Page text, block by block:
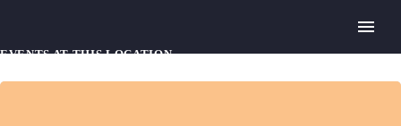
EVENTS AT THIS LOCATION